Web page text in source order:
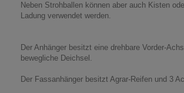
Neben Strohballen können aber auch Kisten
Ladung verwendet werden.
Der Anhänger besitzt eine drehbare Vorder-
bewegliche Deichsel.
Der Fassanhänger besitzt Agrar-Reifen und 3